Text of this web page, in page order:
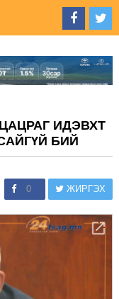
ИДЭВХТ
БИЙ
0 ЖИРГЭХ